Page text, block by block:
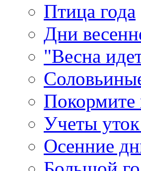
Птица года
Дни
"Весна
Покормите
Учеты
Осенние